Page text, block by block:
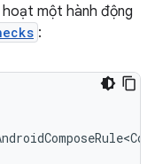
hoạt một hành động
: